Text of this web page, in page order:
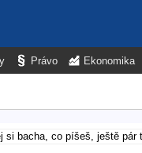
Právo Ekonomika
bacha, co píšeš, ještě pár